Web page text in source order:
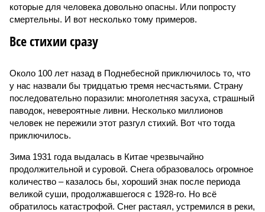
которые для человека довольно опасны. Или попросту
смертельны. И вот несколько тому примеров.
Все стихии сразу
Около 100 лет назад в Поднебесной приключилось то, что
у нас назвали бы тридцатью тремя несчастьями. Страну
последовательно поразили: многолетняя засуха, страшный
паводок, невероятные ливни. Несколько миллионов
человек не пережили этот разгул стихий. Вот что тогда
приключилось.
Зима 1931 года выдалась в Китае чрезвычайно
продолжительной и суровой. Снега образовалось огромное
количество – казалось бы, хороший знак после периода
великой суши, продолжавшегося с 1928-го. Но всё
обратилось катастрофой. Снег растаял, устремился в реки,